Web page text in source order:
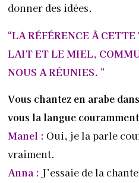
donner des idées.
“LA RÉFÉRENCE À
LAIT ET LE MIEL,
NOUS A RÉUNIES. ”
Vous chantez en arabe
vous la langue
Manel : Oui, je la parle
vraiment.
Anna : J’essaie de la